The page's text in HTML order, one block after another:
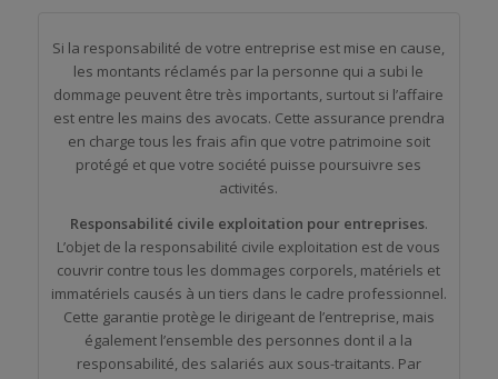
Si la responsabilité de votre entreprise est mise en cause,
les montants réclamés par la personne qui a subi le
dommage peuvent être très importants, surtout si l’affaire
est entre les mains des avocats. Cette assurance prendra
en charge tous les frais afin que votre patrimoine soit
protégé et que votre société puisse poursuivre ses
activités.
Responsabilité civile exploitation pour entreprises.
L’objet de la responsabilité civile exploitation est de vous
couvrir contre tous les dommages corporels, matériels et
immatériels causés à un tiers dans le cadre professionnel.
Cette garantie protège le dirigeant de l’entreprise, mais
également l’ensemble des personnes dont il a la
responsabilité, des salariés aux sous-traitants. Par